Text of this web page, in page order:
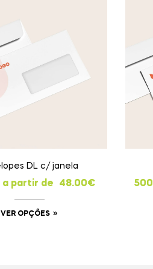
VER OPÇÕES
Sobre nós
Termos e condições